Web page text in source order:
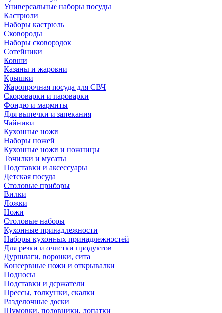
Универсальные наборы посуды
Кастрюли
Наборы кастрюль
Сковороды
Наборы сковородок
Сотейники
Ковши
Казаны и жаровни
Крышки
Жаропрочная посуда для СВЧ
Скороварки и пароварки
Фондю и мармиты
Для выпечки и запекания
Чайники
Кухонные ножи
Наборы ножей
Кухонные ножи и ножницы
Точилки и мусаты
Подставки и аксессуары
Детская посуда
Столовые приборы
Вилки
Ложки
Ножи
Столовые наборы
Кухонные принадлежности
Наборы кухонных принадлежностей
Для резки и очистки продуктов
Дуршлаги, воронки, сита
Консервные ножи и открывалки
Подносы
Подставки и держатели
Прессы, толкушки, скалки
Разделочные доски
Шумовки, половники, лопатки